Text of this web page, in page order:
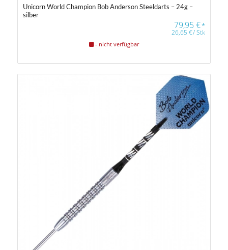
Unicorn World Champion Bob Anderson Steeldarts – 24g –
silber
79,95€*
26,65€/Stk
- nicht verfügbar